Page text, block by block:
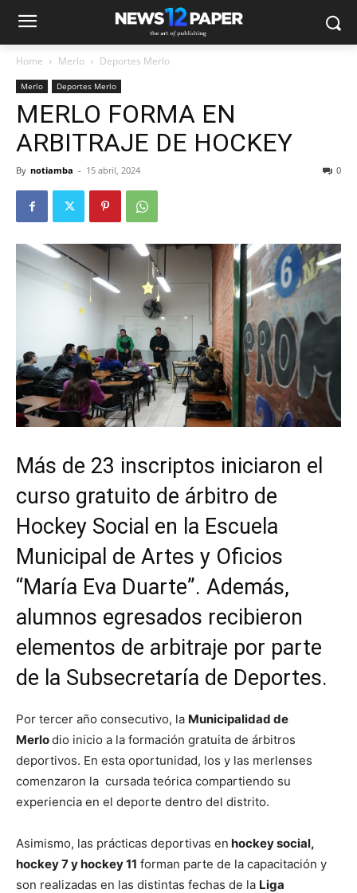
Home Merlo Deportes Merlo
Merlo Deportes Merlo
MERLO FORMA EN
ARBITRAJE DE HOCKEY
By notiamba - 15 abril, 2024 0
Más de 23 inscriptos iniciaron el
curso gratuito de árbitro de
Hockey Social en la Escuela
Municipal de Artes y Oficios
“María Eva Duarte”. Además,
alumnos egresados recibieron
elementos de arbitraje por parte
de la Subsecretaría de Deportes.
Por tercer año consecutivo, la Municipalidad de
Merlodio inicio a la formación gratuita de árbitros
deportivos. En esta oportunidad, los y las merlenses
comenzaron la cursada teórica compartiendo su
experiencia en el deporte dentro del distrito.
Asimismo, las prácticas deportivas en hockey social,
hockey 7 y hockey 11 forman parte de la capacitación y
son realizadas en las distintas fechas de la Liga